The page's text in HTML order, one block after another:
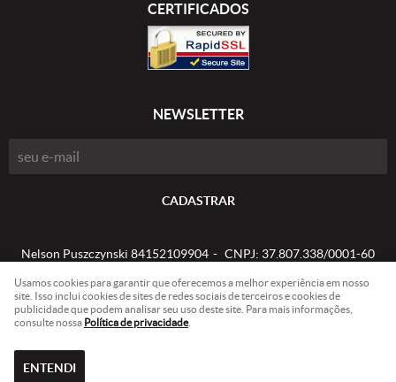
CERTIFICADOS
NEWSLETTER
CADASTRAR
Nelson Puszczynski 84152109904 CNPJ: 37.807.338/0001-60
LOJA VIRTUAL CRIADA POR
Usamos cookies para garantir que oferecemos a melhor experiência em nosso
site. Isso inclui cookies de sites de redes sociais de terceiros e cookies de
publicidade que podem analisar seu uso deste site. Para mais informações,
consulte nossa Política de privacidade.
ENTENDI